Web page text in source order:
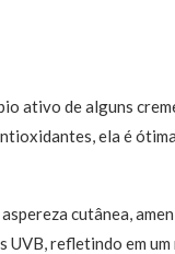
ativo de alguns
ela é
cutânea,
refletindo em